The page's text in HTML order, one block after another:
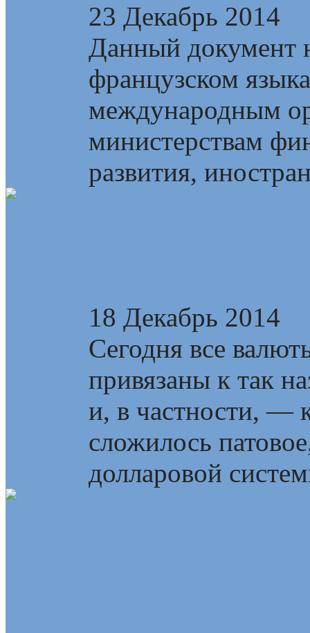
23 Декабрь 2014
Данный документ
французском
международным
министерствам
развития,
18 Декабрь 2014
Сегодня все
привязаны к так
и, в частности,
сложилось
долларовой